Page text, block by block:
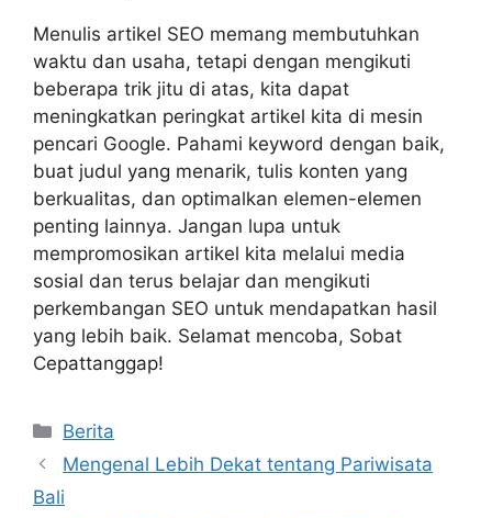
Menulis artikel SEO memang membutuhkan
waktu dan usaha, tetapi dengan mengikuti
beberapa trik jitu di atas, kita dapat
meningkatkan peringkat artikel kita di mesin
pencari Google. Pahami keyword dengan baik,
buat judul yang menarik, tulis konten yang
berkualitas, dan optimalkan elemen-elemen
penting lainnya. Jangan lupa untuk
mempromosikan artikel kita melalui media
sosial dan terus belajar dan mengikuti
perkembangan SEO untuk mendapatkan hasil
yang lebih baik. Selamat mencoba, Sobat
Cepattanggap!
Categories
Berita
Mengenal Lebih Dekat tentang Pariwisata
Bali